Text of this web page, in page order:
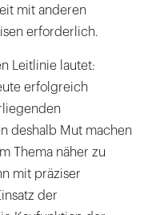
mit anderen
erforderlich.
Leitlinie lautet:
erfolgreich
deshalb Mut machen
Thema näher zu
mit präziser
der